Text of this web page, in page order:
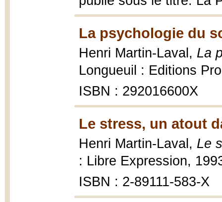
La psychologie du
Henri Martin-Laval, La
Longueuil : Editions
ISBN : 292016600X
Le stress, un atout
Henri Martin-Laval, Le
: Libre Expression,
ISBN : 2-89111-583-X